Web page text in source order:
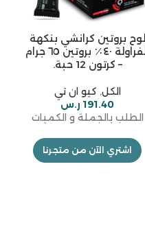
لوح بروتين كرانشي بنكهة
الفراولة ٤٠٪ بروتين ٦٥ جرام
– كرتون 12 حبة.
الكل, كيو ان تي
191.40 ر.س
الطلب بالجملة و الكميات
اشتري الآن من متجرنا